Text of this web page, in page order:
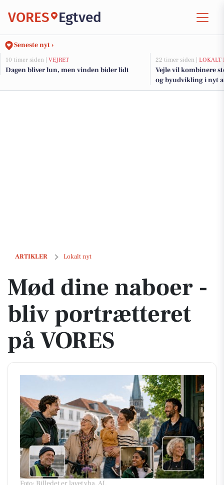
VORES Egtved
Seneste nyt ›
10 timer siden | VEJRET
Dagen bliver lun, men vinden bider lidt
22 timer siden | LOKALT
Vejle vil kombinere
og byudvikling i nyt
fjorden
ARTIKLER Lokalt nyt
Mød dine naboer - bliv portrætteret på VORES
Mød dine naboer -
bliv portrætteret
på VORES